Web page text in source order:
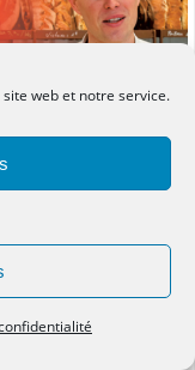
web et notre service.